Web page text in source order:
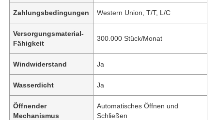
Zahlungsbedingungen Western Union, T/T, L/C
Versorgungsmaterial-
Fähigkeit
300.000 Stück/Monat
Windwiderstand Ja
Wasserdicht Ja
Öffnender
Mechanismus
Automatisches Öffnen und
Schließen